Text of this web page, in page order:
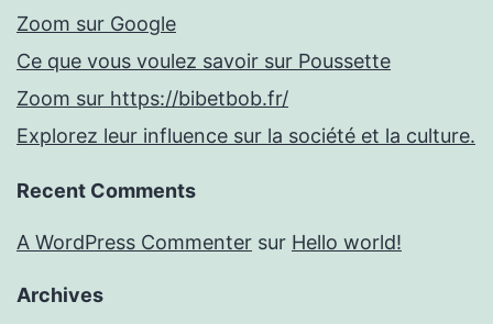
Zoom sur Google
Ce que vous voulez savoir sur Poussette
Zoom sur https://bibetbob.fr/
Explorez leur influence sur la société et la culture.
Recent Comments
A WordPress Commenter sur Hello world!
Archives